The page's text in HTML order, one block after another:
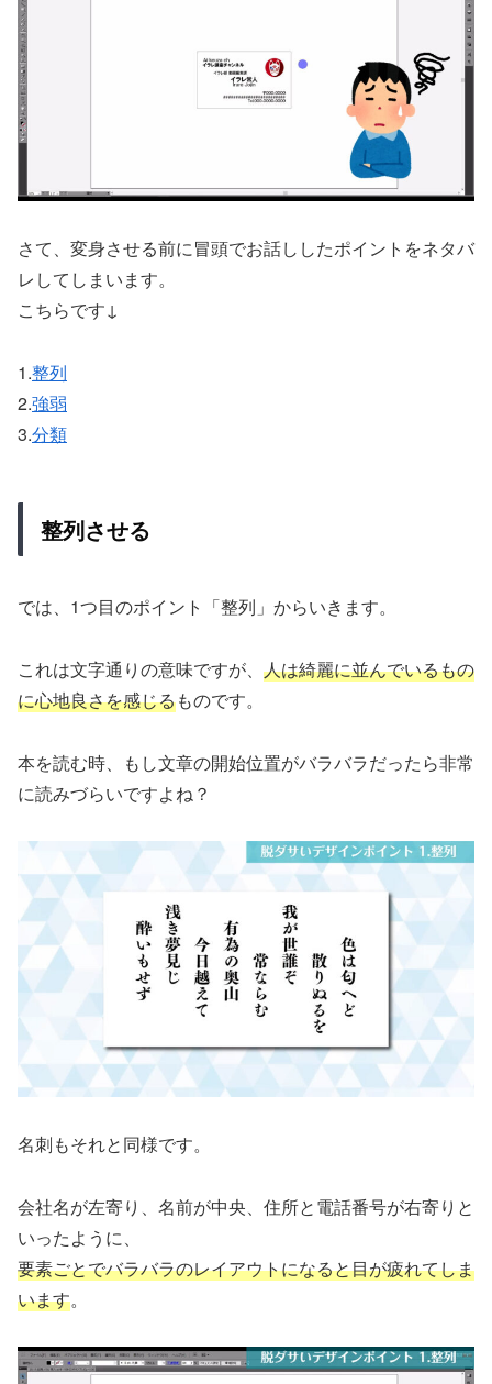
さて、変身させる前に冒頭でお話ししたポイントをネタバ
レしてしまいます。
こちらです↓
1.整列
2.強弱
3.分類
整列させる
では、1つ目のポイント「整列」からいきます。
これは文字通りの意味ですが、 人は綺麗に並んでいるもの
に心地良さを感じるものです。
本を読む時、もし文章の開始位置がバラバラだったら非常
に読みづらいですよね？
名刺もそれと同様です。
会社名が左寄り、名前が中央、住所と電話番号が右寄りと
いったように、
要素ごとでバラバラのレイアウトになると目が疲れてしま
います。